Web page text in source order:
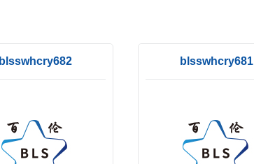
blsswhcry682 blsswhcry681